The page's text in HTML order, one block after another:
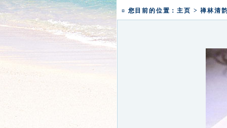
¤ 您目前的位置：主页 >禅林清